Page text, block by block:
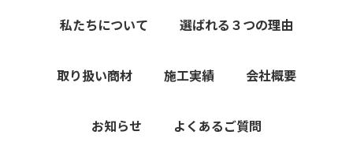
私たちについて 選ばれる３つの理由
取り扱い商材 施工実績 会社概要
お知らせ よくあるご質問